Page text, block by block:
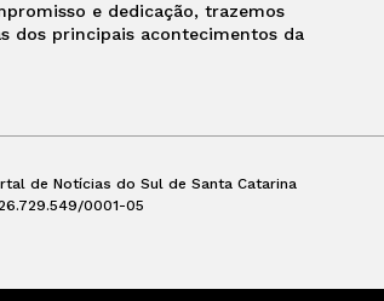
e dedicação, trazemos
dos principais acontecimentos da
de Notícias do Sul de Santa Catarina
0001-05